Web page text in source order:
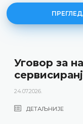
Уговор за
24.07.2026.
ДЕТАЉНИЈЕ